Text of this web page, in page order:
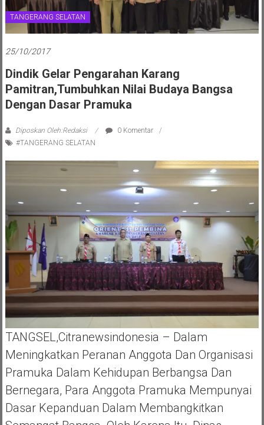
TANGERANG SELATAN
25/10/2017
Dindik Gelar Pengarahan Karang
Pamitran,Tumbuhkan Nilai Budaya Bangsa
Dengan Dasar Pramuka
Diposkan Oleh:Redaksi
0 Komentar
#TANGERANG SELATAN
TANGSEL,Citranewsindonesia – Dalam
Meningkatkan Peranan Anggota Dan Organisasi
Pramuka Dalam Kehidupan Berbangsa Dan
Bernegara, Para Anggota Pramuka Mempunyai
Dasar Kepanduan Dalam Membangkitkan